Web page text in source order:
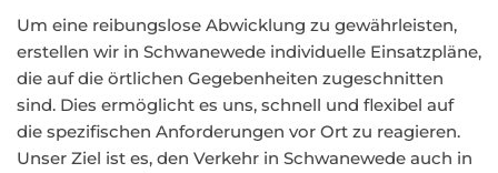
Um eine reibungslose Abwicklung zu gewährleisten,
erstellen wir in Schwanewede individuelle Einsatzpläne,
die auf die örtlichen Gegebenheiten zugeschnitten
sind. Dies ermöglicht es uns, schnell und flexibel auf
die spezifischen Anforderungen vor Ort zu reagieren.
Unser Ziel ist es, den Verkehr in Schwanewede auch in